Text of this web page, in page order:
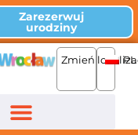
Zarezerwuj
urodziny
Zmień PL